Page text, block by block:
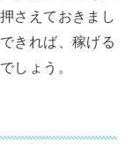
さえておきまし
きれば、稼げる
しょう。